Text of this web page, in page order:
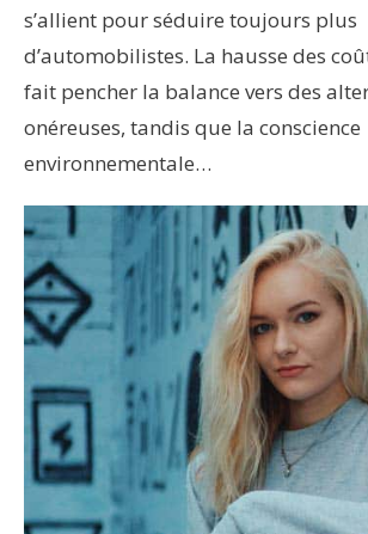
s’allient pour séduire toujours plus
d’automobilistes. La hausse des
fait pencher la balance vers des
onéreuses, tandis que la conscience
environnementale…